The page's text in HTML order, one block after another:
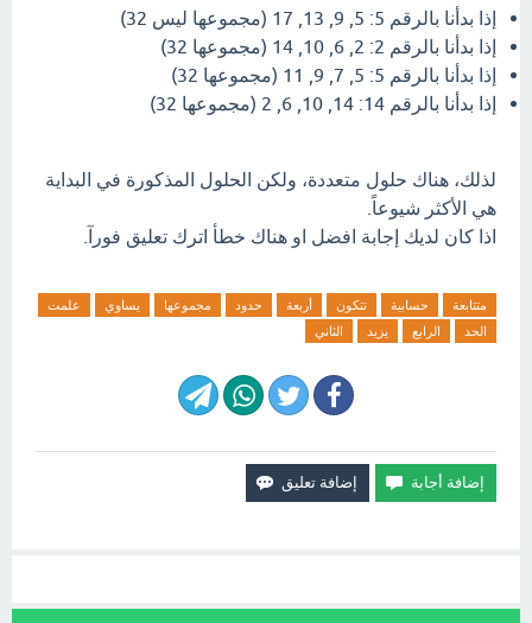
إذا بدأنا بالرقم 5: 5, 9, 13, 17 (مجموعها ليس 32)
إذا بدأنا بالرقم 2: 2, 6, 10, 14 (مجموعها 32)
إذا بدأنا بالرقم 5: 5, 7, 9, 11 (مجموعها 32)
إذا بدأنا بالرقم 14: 14, 10, 6, 2 (مجموعها 32)
لذلك، هناك حلول متعددة، ولكن الحلول المذكورة في البداية
هي الأكثر شيوعاً.
اذا كان لديك إجابة افضل او هناك خطأ اترك تعليق فورآ.
متتابعة حسابية تتكون أربعة حدود مجموعها يساوي
علمت
الحد
الرابع يزيد الثاني